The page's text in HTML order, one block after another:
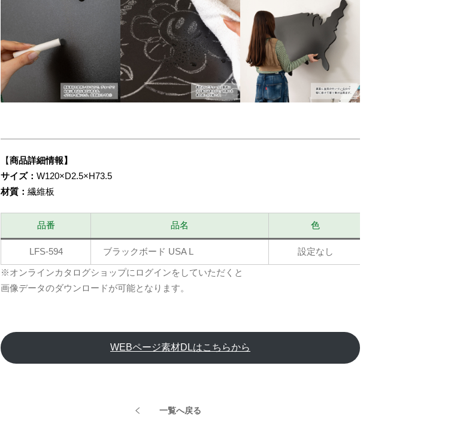
【商品詳細情報】
サイズ： W120×D2.5×H73.5
材質： 繊維板
品番 品名 色
LFS-594 ブラックボード USA L 設定なし
※オンラインカタログショップにログインをしていただくと
画像データのダウンロードが可能となります。
WEBページ素材DLはこちらから
一覧へ戻る